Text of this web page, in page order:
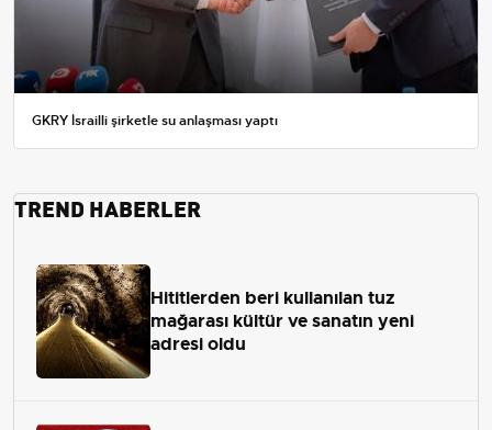
GKRY İsrailli şirketle su anlaşması yaptı
TREND HABERLER
Hititlerden beri kullanılan tuz
mağarası kültür ve sanatın yeni
adresi oldu